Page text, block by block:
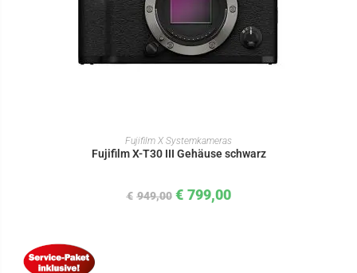
IN DEN WARENKORB
Fujifilm X Systemkameras
Fujifilm X-T30 III Gehäuse schwarz
€ 949,00 € 799,00